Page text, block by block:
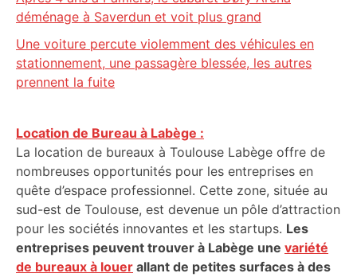
déménage à Saverdun et voit plus grand
Une voiture percute violemment des véhicules en
stationnement, une passagère blessée, les autres
prennent la fuite
Location de Bureau à Labège :
La location de bureaux à Toulouse Labège offre de
nombreuses opportunités pour les entreprises en
quête d’espace professionnel. Cette zone, située au
sud-est de Toulouse, est devenue un pôle d’attraction
pour les sociétés innovantes et les startups. Les
entreprises peuvent trouver à Labège une variété
de bureaux à louer allant de petites surfaces à des